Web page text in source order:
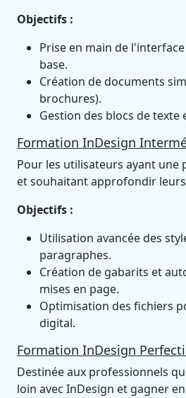
Objectifs :
Prise en main de
base.
Création de documents
brochures).
Gestion des blocs de texte
Formation InDesign
Pour les utilisateurs ayant une
et souhaitant approfondir
Objectifs :
Utilisation avancée des
paragraphes.
Création de gabarits et
mises en page.
Optimisation des fichiers
digital.
Formation InDesign
Destinée aux professionnels
loin avec InDesign et gagner